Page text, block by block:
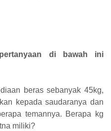
pertanyaan di bawah ini
beras sebanyak 45kg,
kepada saudaranya dan
temannya. Berapa kg
miliki?